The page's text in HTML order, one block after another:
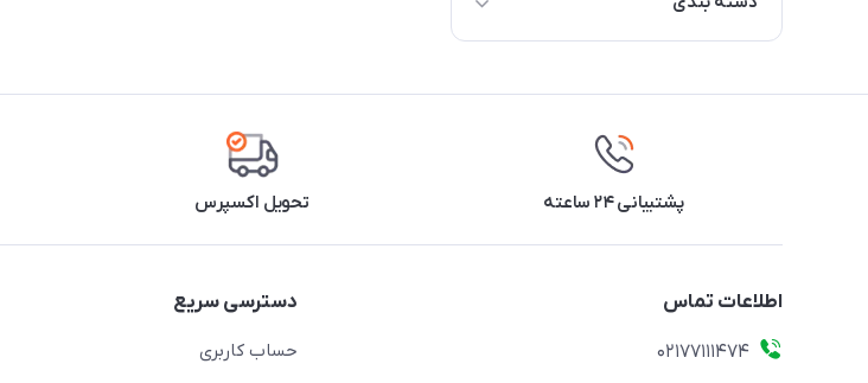
قابلمه و تابه
پشتیبانی ۲۴ ساعته تحویل اکسپرس
اطلاعات تماس
02177111474
دسترسی سریع
حساب کاربری